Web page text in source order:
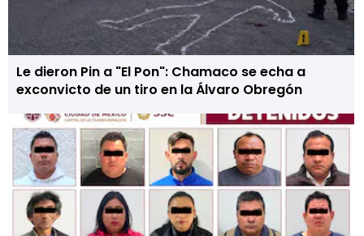
Le dieron Pin a "El Pon": Chamaco se echa a
exconvicto de un tiro en la Álvaro Obregón